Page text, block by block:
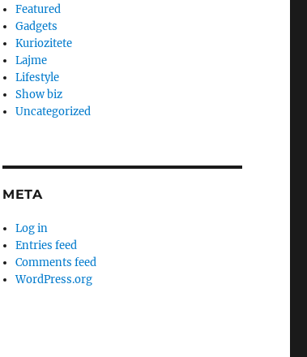
Featured
Gadgets
Kuriozitete
Lajme
Lifestyle
Show biz
Uncategorized
META
Log in
Entries feed
Comments feed
WordPress.org